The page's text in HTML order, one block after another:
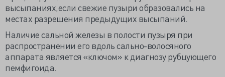
высыпаниях,если свежие пузыри образовались на
местах разрешения предыдущих высыпаний.
Наличие сальной железы в полости пузыря при
распространении его вдоль сально-волосяного
аппарата является «ключом» к диагнозу рубцующего
пемфигоида.